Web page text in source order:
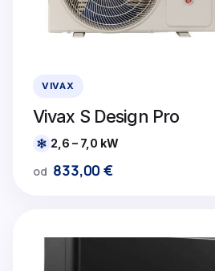
VIVAX
Vivax S Design Pro
2,6 – 7,0 kW
od 833,00€